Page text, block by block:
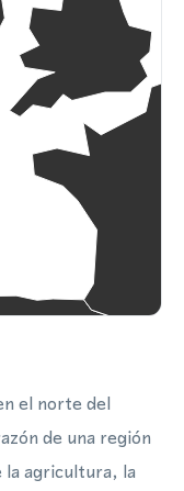
el norte del
de una región
agricultura, la